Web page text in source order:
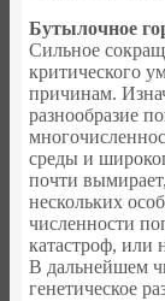
Бутылочное
Сильное
критического
причинам.
разнообразие
среды и
почти
нескольких
численности
катастроф, или
В дальнейшем
генетическое